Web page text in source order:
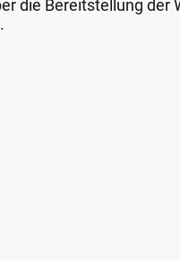
die Bereitstellung der